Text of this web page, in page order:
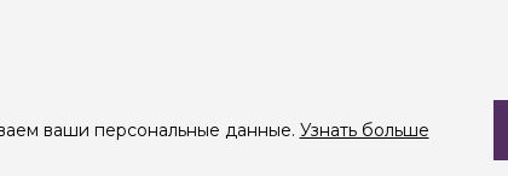
ваши персональные данные. Узнать больше